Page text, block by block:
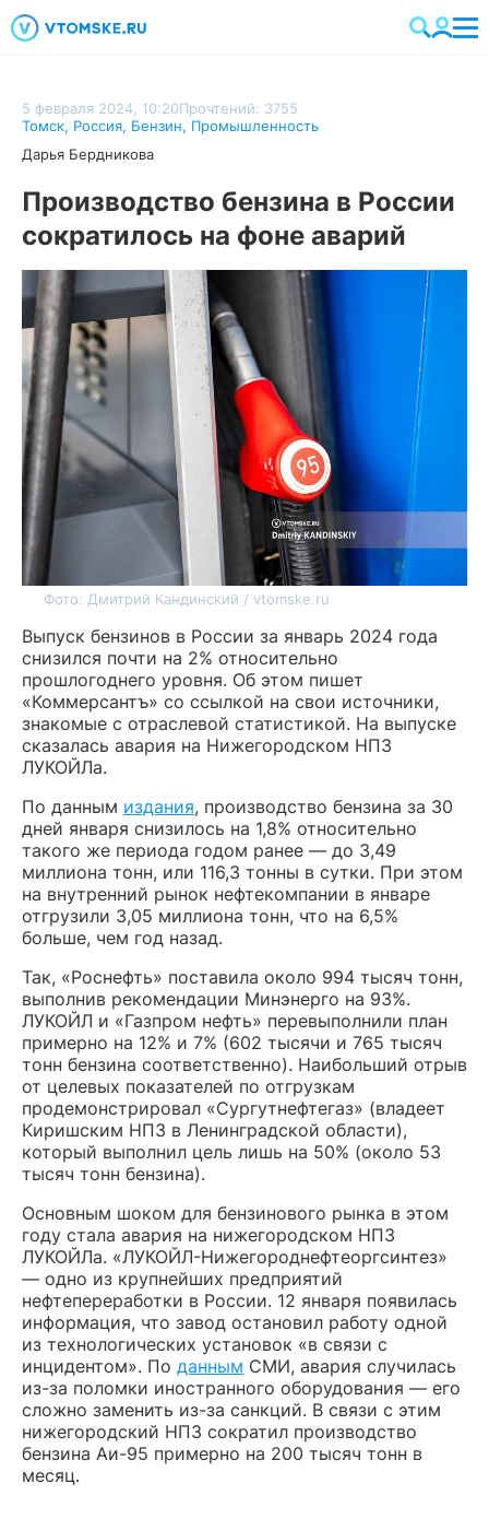
5 февраля 2024, 10:20Прочтений: 3755
Томск, Россия, Бензин, Промышленность
Дарья Бердникова
Производство бензина в России
сократилось на фоне аварий
Фото: Дмитрий Кандинский / vtomske.ru
Выпуск бензинов в России за январь 2024 года
снизился почти на 2% относительно
прошлогоднего уровня. Об этом пишет
«Коммерсантъ» со ссылкой на свои источники,
знакомые с отраслевой статистикой. На выпуске
сказалась авария на Нижегородском НПЗ
ЛУКОЙЛа.
По данным издания, производство бензина за 30
дней января снизилось на 1,8% относительно
такого же периода годом ранее — до 3,49
миллиона тонн, или 116,3 тонны в сутки. При этом
на внутренний рынок нефтекомпании в январе
отгрузили 3,05 миллиона тонн, что на 6,5%
больше, чем год назад.
Так, «Роснефть» поставила около 994 тысяч тонн,
выполнив рекомендации Минэнерго на 93%.
ЛУКОЙЛ и «Газпром нефть» перевыполнили план
примерно на 12% и 7% (602 тысячи и 765 тысяч
тонн бензина соответственно). Наибольший отрыв
от целевых показателей по отгрузкам
продемонстрировал «Сургутнефтегаз» (владеет
Киришским НПЗ в Ленинградской области),
который выполнил цель лишь на 50% (около 53
тысяч тонн бензина).
Основным шоком для бензинового рынка в этом
году стала авария на нижегородском НПЗ
ЛУКОЙЛа. «ЛУКОЙЛ-Нижегороднефтеоргсинтез»
— одно из крупнейших предприятий
нефтепереработки в России. 12 января появилась
информация, что завод остановил работу одной
из технологических установок «в связи с
инцидентом». По данным СМИ, авария случилась
из-за поломки иностранного оборудования — его
сложно заменить из-за санкций. В связи с этим
нижегородский НПЗ сократил производство
бензина Аи-95 примерно на 200 тысяч тонн в
месяц.